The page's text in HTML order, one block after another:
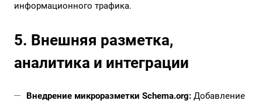
информационного трафика.
5. Внешняя разметка,
аналитика и интеграции
Внедрение микроразметки Schema.org: Добавление